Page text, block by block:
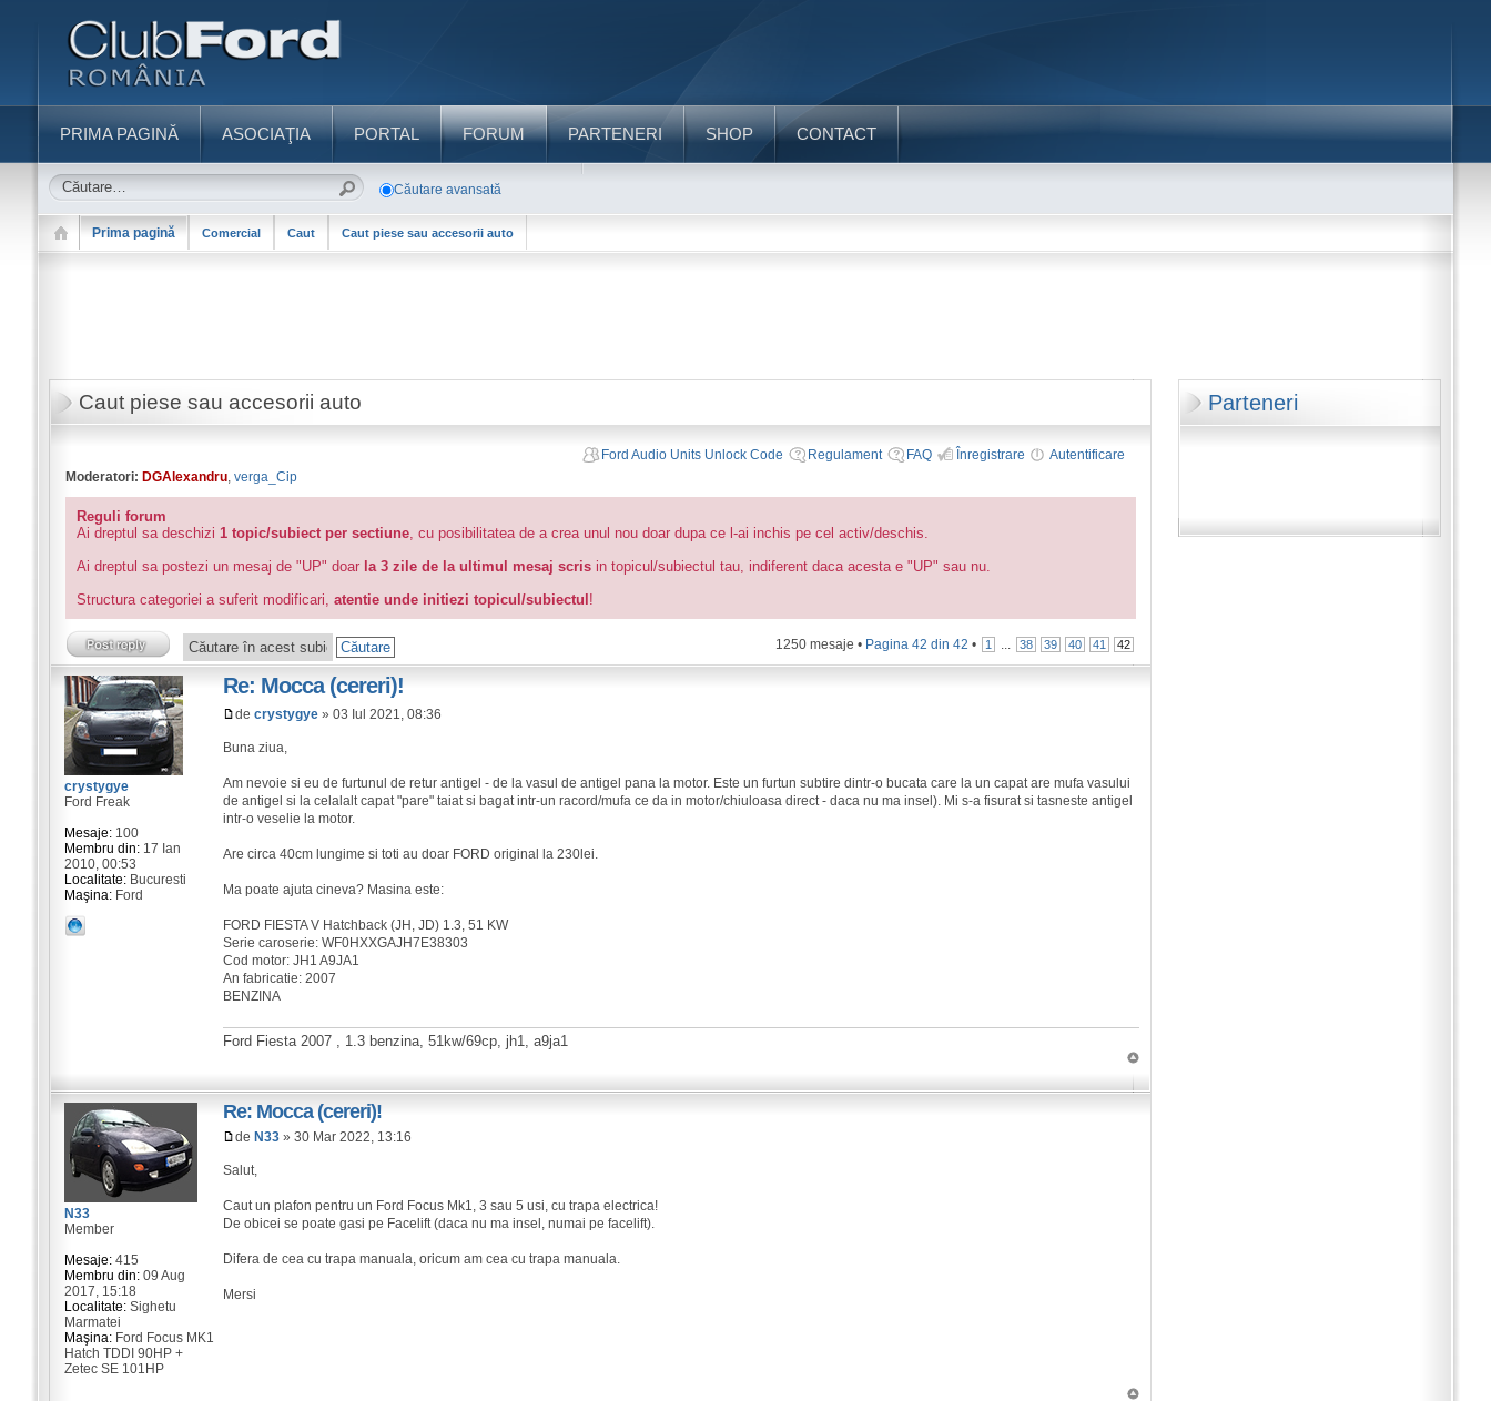
PRIMA PAGINĂ ASOCIAŢIA PORTAL FORUM PARTENERI SHOP CONTACT
Căutare avansată
Prima pagină Comercial Caut Caut piese sau accesorii auto
Parteneri
Caut piese sau accesorii auto
Ford Audio Units Unlock Code Regulament FAQ Înregistrare
Autentificare
Moderatori: DGAlexandru, verga_Cip
Reguli forum
Ai dreptul sa deschizi 1 topic/subiect per sectiune, cu posibilitatea de a crea unul nou doar dupa ce l-ai inchis pe cel activ/deschis.
Ai dreptul sa postezi un mesaj de "UP" doar la 3 zile de la ultimul mesaj scrisin topicul/subiectul tau, indiferent daca acesta e "UP" sau nu.
Structura categoriei a suferit modificari, atentie unde initiezi topicul/subiectul !
1250 mesaje • Pagina42 din42 • 1 ... 38 39 40 41 42
Re: Mocca (cereri)!
decrystygye » 03 Iul 2021, 08:36
Buna ziua,
Am nevoie si eu de furtunul de retur antigel - de la vasul de antigel pana la motor. Este un furtun subtire dintr-o bucata care la un capat are mufa vasului
de antigel si la celalalt capat "pare" taiat si bagat intr-un racord/mufa ce da in motor/chiuloasa direct - daca nu ma insel). Mi s-a fisurat si tasneste antigel
intr-o veselie la motor.
Are circa 40cm lungime si toti au doar FORD original la 230lei.
Ma poate ajuta cineva? Masina este:
FORD FIESTA V Hatchback (JH, JD) 1.3, 51 KW
Serie caroserie: WF0HXXGAJH7E38303
Cod motor: JH1 A9JA1
An fabricatie: 2007
BENZINA
Ford Fiesta 2007 , 1.3 benzina, 51kw/69cp, jh1, a9ja1
crystygye
Ford Freak
Mesaje:100
Membru din:17 Ian
2010, 00:53
Localitate:Bucuresti
Maşina:Ford
Re: Mocca (cereri)!
de N33 » 30 Mar 2022, 13:16
Salut,
Caut un plafon pentru un Ford Focus Mk1, 3 sau 5 usi, cu trapa electrica!
De obicei se poate gasi pe Facelift (daca nu ma insel, numai pe facelift).
Difera de cea cu trapa manuala, oricum am cea cu trapa manuala.
Mersi
N33
Member
Mesaje:415
Membru din:09 Aug
2017, 15:18
Localitate:Sighetu
Marmatei
Maşina:Ford Focus MK1
Hatch TDDI 90HP +
Zetec SE 101HP